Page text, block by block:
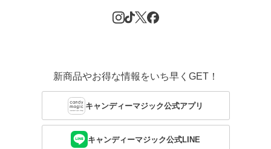
新商品やお得な情報をいち早くGET！
キャンディーマジック公式アプリ
キャンディーマジック公式LINE